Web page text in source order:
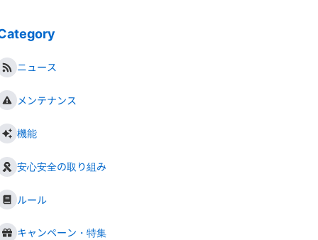
ニュース
メンテナンス
機能
安心安全の取り組み
ルール
キャンペーン・特集